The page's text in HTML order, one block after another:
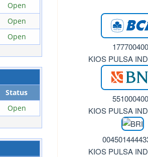
Open
Open
Open
Status
Open
KIOS PULSA
KIOS PULSA
KIOS PULSA